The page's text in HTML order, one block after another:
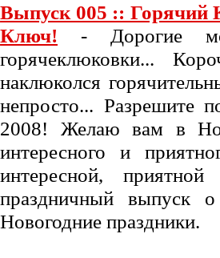
Выпуск 005 ::
Ключ! - Дорогие
горячеклюковки...
наклюколся
непросто... Разрешите
2008! Желаю вам в
интересного и
интересной,
праздничный выпуск
Новогодние праздники.